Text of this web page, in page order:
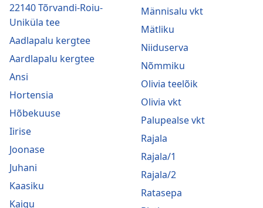
22140 Tõrvandi-Roiu-
Uniküla tee
Aadlapalu kergtee
Aardlapalu kergtee
Ansi
Hortensia
Hõbekuuse
Iirise
Joonase
Juhani
Kaasiku
Kaigu
Männisalu vkt
Mätliku
Niiduserva
Nõmmiku
Olivia teelõik
Olivia vkt
Palupealse vkt
Rajala
Rajala/1
Rajala/2
Ratasepa